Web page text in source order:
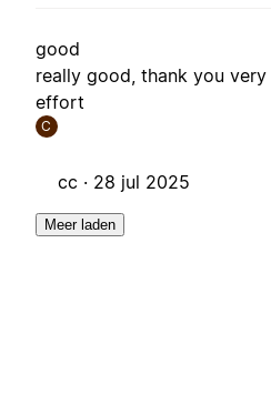
good
really good, thank you
effort
C
cc · 28 jul 2025
Meer laden